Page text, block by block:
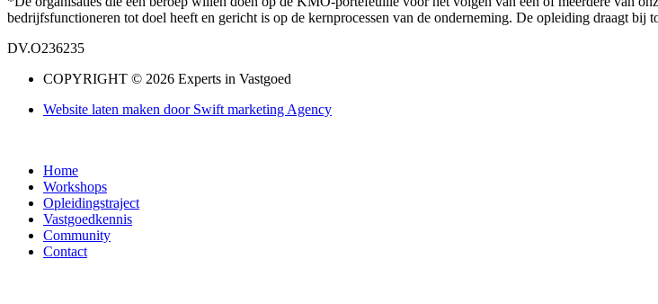
bedrijfsfunctioneren tot doel heeft en gericht is op de kernprocessen van de onderneming. De opleiding draagt bij
DV.O236235
COPYRIGHT © 2026 Experts in Vastgoed
Website laten maken door Swift marketing Agency
Home
Workshops
Opleidingstraject
Vastgoedkennis
Community
Contact